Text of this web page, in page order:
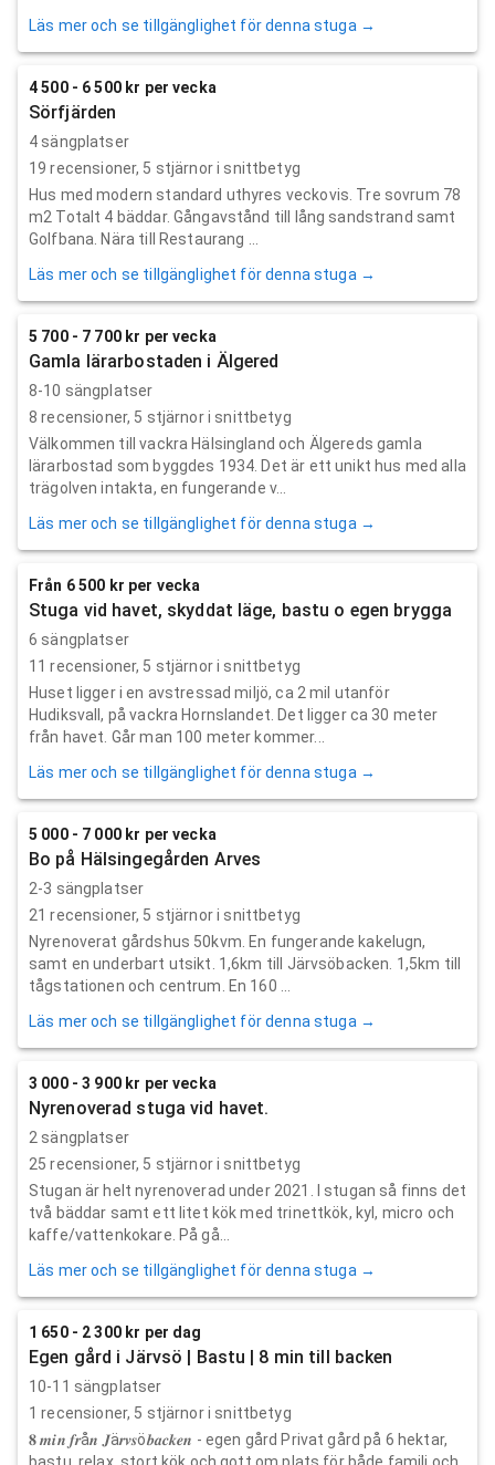
Läs mer och se tillgänglighet för denna stuga →
4 500 - 6 500 kr per vecka
Sörfjärden
4 sängplatser
19 recensioner, 5 stjärnor i snittbetyg
Hus med modern standard uthyres veckovis. Tre sovrum 78
m2 Totalt 4 bäddar. Gångavstånd till lång sandstrand samt
Golfbana. Nära till Restaurang ...
Läs mer och se tillgänglighet för denna stuga →
5 700 - 7 700 kr per vecka
Gamla lärarbostaden i Älgered
8-10 sängplatser
8 recensioner, 5 stjärnor i snittbetyg
Välkommen till vackra Hälsingland och Älgereds gamla
lärarbostad som byggdes 1934. Det är ett unikt hus med alla
trägolven intakta, en fungerande v...
Läs mer och se tillgänglighet för denna stuga →
Från 6 500 kr per vecka
Stuga vid havet, skyddat läge, bastu o egen brygga
6 sängplatser
11 recensioner, 5 stjärnor i snittbetyg
Huset ligger i en avstressad miljö, ca 2 mil utanför
Hudiksvall, på vackra Hornslandet. Det ligger ca 30 meter
från havet. Går man 100 meter kommer...
Läs mer och se tillgänglighet för denna stuga →
5 000 - 7 000 kr per vecka
Bo på Hälsingegården Arves
2-3 sängplatser
21 recensioner, 5 stjärnor i snittbetyg
Nyrenoverat gårdshus 50kvm. En fungerande kakelugn,
samt en underbart utsikt. 1,6km till Järvsöbacken. 1,5km till
tågstationen och centrum. En 160 ...
Läs mer och se tillgänglighet för denna stuga →
3 000 - 3 900 kr per vecka
Nyrenoverad stuga vid havet.
2 sängplatser
25 recensioner, 5 stjärnor i snittbetyg
Stugan är helt nyrenoverad under 2021. I stugan så finns det
två bäddar samt ett litet kök med trinettkök, kyl, micro och
kaffe/vattenkokare. På gå...
Läs mer och se tillgänglighet för denna stuga →
1 650 - 2 300 kr per dag
Egen gård i Järvsö | Bastu | 8 min till backen
10-11 sängplatser
1 recensioner, 5 stjärnor i snittbetyg
𝟖 𝒎𝒊𝒏 𝒇𝒓å𝒏 𝑱ä𝒓𝒗𝒔ö𝒃𝒂𝒄𝒌𝒆𝒏 - egen gård Privat gård på 6 hektar,
bastu, relax, stort kök och gott om plats för både familj och